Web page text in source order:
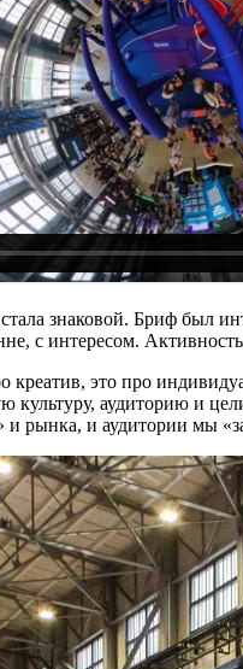
знаковой. Бриф
с интересом.
креатив, это про
культуру, аудиторию и
рынка, и аудитории мы